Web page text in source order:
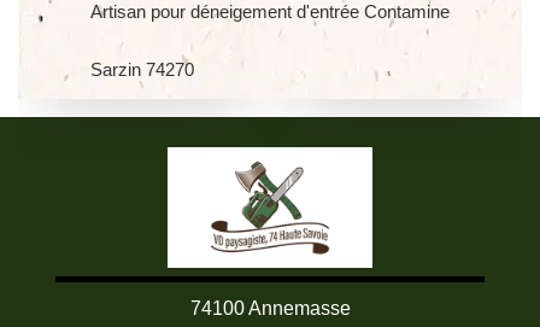
Artisan pour déneigement d'entrée Contamine
Sarzin 74270
74100 Annemasse